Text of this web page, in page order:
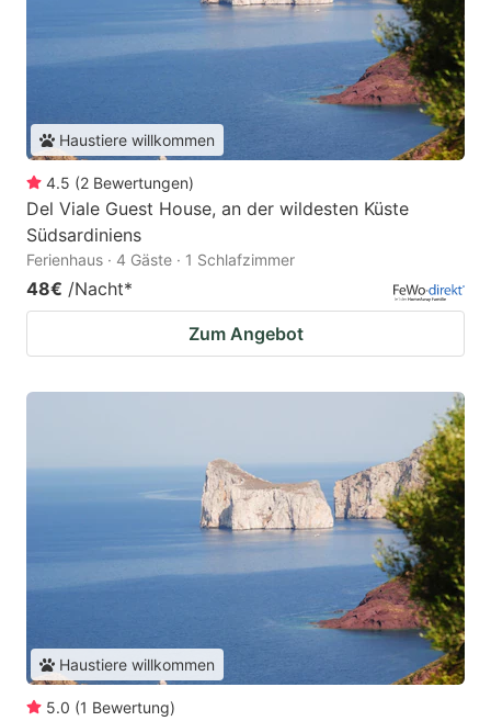
Haustiere willkommen
4.5 (2 Bewertungen)
Del Viale Guest House, an der wildesten Küste
Südsardiniens
Ferienhaus · 4 Gäste · 1 Schlafzimmer
48€ /Nacht*
Zum Angebot
Haustiere willkommen
5.0 (1 Bewertung)